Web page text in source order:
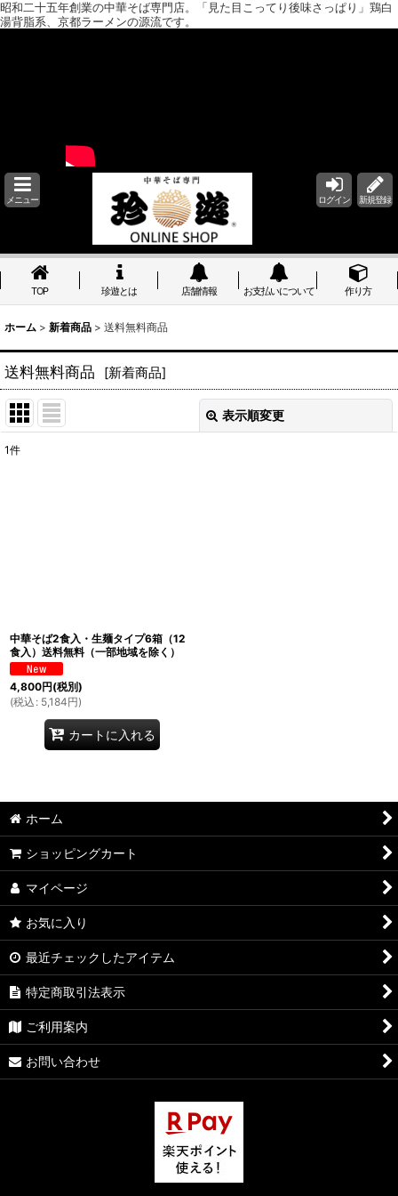
昭和二十五年創業の中華そば専門店。「見た目こってり後味さっぱり」鶏白
湯背脂系、京都ラーメンの源流です。
メニュー ログイン 新規登録
TOP 珍遊とは 店舗情報 お支払いについて 作り方
ホーム > 新着商品 > 送料無料商品
送料無料商品 [新着商品]
表示順変更
1件
中華そば2食入・生麺タイプ6箱（12
食入）送料無料（一部地域を除く）
4,800円(税別)
(税込 : 5,184円)
カートに入れる
ホーム
ショッピングカート
マイページ
お気に入り
最近チェックしたアイテム
特定商取引法表示
ご利用案内
お問い合わせ